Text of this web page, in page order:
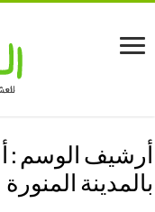
أرشيف الوسم :
بالمدينة المنورة